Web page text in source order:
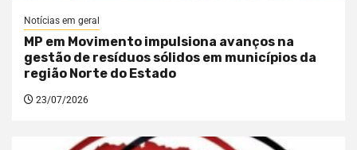
Notícias em geral
MP em Movimento impulsiona avanços na
gestão de resíduos sólidos em municípios da
região Norte do Estado
23/07/2026